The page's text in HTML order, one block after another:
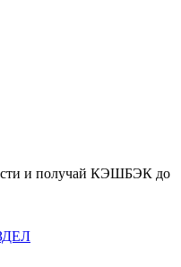
и получай КЭШБЭК до